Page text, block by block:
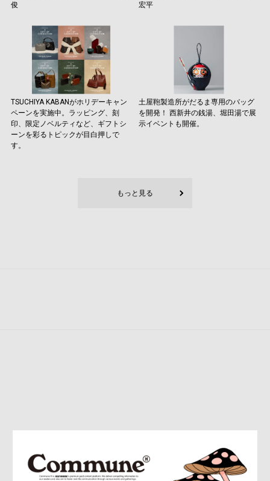
俊
宏平
TSUCHIYA KABANがホリデーキャン
ペーンを実施中。ラッピング、刻
印、限定ノベルティなど、ギフトシ
ーンを彩るトピックが目白押しで
す。
土屋鞄製造所がだるま専用のバッグ
を開発！ 西新井の銭湯、堀田湯で展
示イベントも開催。
もっと見る